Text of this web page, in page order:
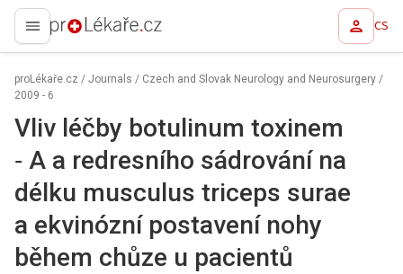
proLékaře.cz CS
proLékaře.cz / Journals / Czech and Slovak Neurology and Neurosurgery /
2009 - 6
Vliv léčby botulinum toxinem
‑⁠ A a redresního sádrování na
délku musculus triceps surae
a ekvinózní postavení nohy
během chůze u pacientů